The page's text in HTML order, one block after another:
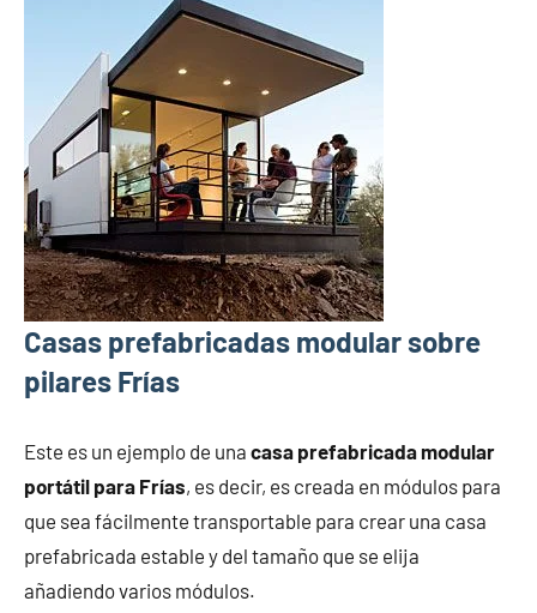
Casas prefabricadas modular sobre
pilares Frías
Este es un ejemplo de una casa prefabricada modular
portátil para Frías, es decir, es creada en módulos para
que sea fácilmente transportable para crear una casa
prefabricada estable y del tamaño que se elija
añadiendo varios módulos.